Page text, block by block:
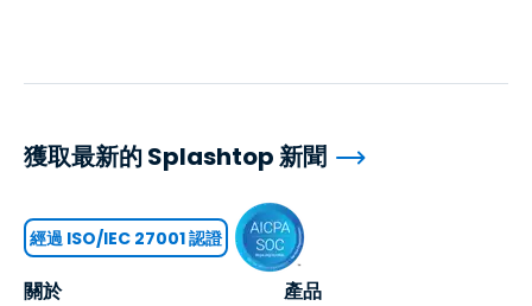
關於 產品
獲取最新的 Splashtop 新聞
經過 ISO/IEC 27001 認證